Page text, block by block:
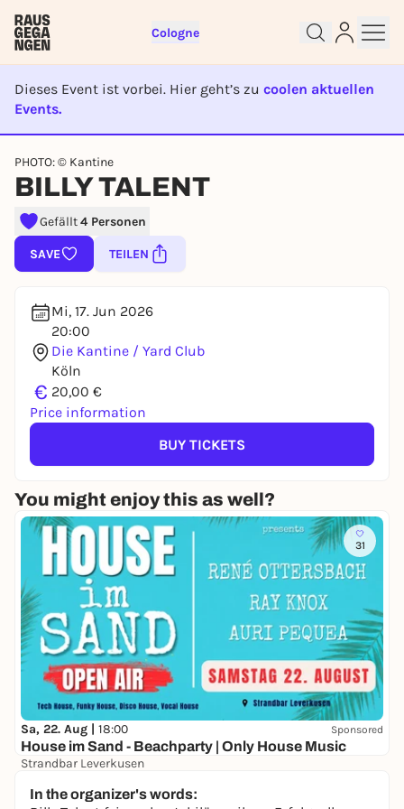
Cologne
Dieses Event ist vorbei. Hier geht’s zu coolen aktuellen
Events.
EVENT IST BEENDET
PHOTO: © Kantine
BILLY TALENT
Gefällt4 Personen
SAVE TEILEN
Mi, 17. Jun 2026
20:00
Die Kantine / Yard Club
Köln
€ 20,00 €
Price information
BUY TICKETS
You might enjoy this as well?
31
Sa, 22. Aug | 18:00 Sponsored
House im Sand - Beachparty | Only House Music
Strandbar Leverkusen
In the organizer's words:
Sign up for free and get started
right away
To like events, follow pages, or participate in
lotteries, you need a free Rausgegangen account.
REGISTER FOR FREE NOW